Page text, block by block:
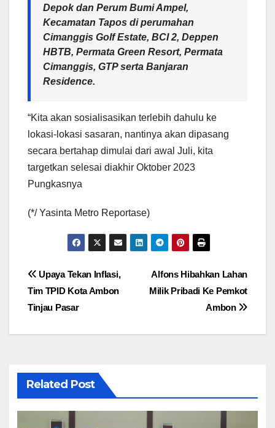
Depok dan Perum Bumi Ampel,
Kecamatan Tapos di perumahan
Cimanggis Golf Estate, BCI 2, Deppen
HBTB, Permata Green Resort, Permata
Cimanggis, GTP serta Banjaran
Residence.
“Kita akan sosialisasikan terlebih dahulu ke
lokasi-lokasi sasaran, nantinya akan dipasang
secara bertahap dimulai dari awal Juli, kita
targetkan selesai diakhir Oktober 2023
Pungkasnya
(*/ Yasinta Metro Reportase)
Navigasi
pos
Alfons Hibahkan Lahan
Milik Pribadi Ke Pemkot
Ambon
Upaya Tekan Inflasi,
Tim TPID Kota Ambon
Tinjau Pasar
Related Post